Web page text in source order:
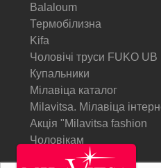
Balaloum
Термобілизна
Kifa
Чоловічі труси FUKO UB
Купальники
Мілавіца каталог
Milavitsa. Мілавіца
Акція "Milavitsa fashion
Чоловікам